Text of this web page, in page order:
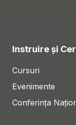
Instruire și
Cursuri
Evenimente
Conferința